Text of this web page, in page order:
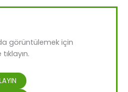
görüntülemek için